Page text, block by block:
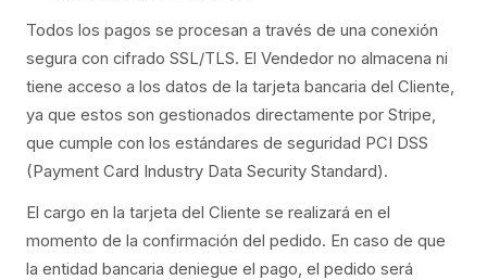
Todos los pagos se procesan a través de una conexión
segura con cifrado SSL/TLS. El Vendedor no almacena ni
tiene acceso a los datos de la tarjeta bancaria del Cliente,
ya que estos son gestionados directamente por Stripe,
que cumple con los estándares de seguridad PCI DSS
(Payment Card Industry Data Security Standard).
El cargo en la tarjeta del Cliente se realizará en el
momento de la confirmación del pedido. En caso de que
la entidad bancaria deniegue el pago, el pedido será